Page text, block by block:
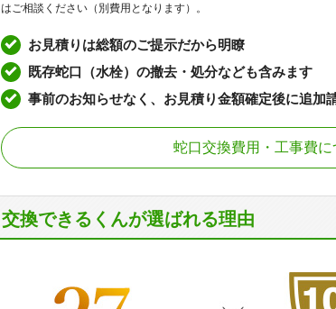
第二六高台サンハイツ
中央パークハウス
デュオステーション東松戸
藤和シティコープ北松戸
藤和シティコープ松戸本町
藤和シティホームズ新八柱
パークホームズ松戸つつみ公園
パールマンション
ファインシティ東松戸
はご相談ください（別費用となります）。
お見積りは総額のご提示だから明瞭
既存蛇口（水栓）の撤去・処分なども含みます
事前のお知らせなく、お見積り金額確定後に追加
蛇口交換費用・工事費に
交換できるくんが選ばれる理由